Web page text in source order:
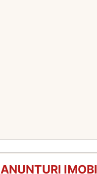
ANUNŢURI